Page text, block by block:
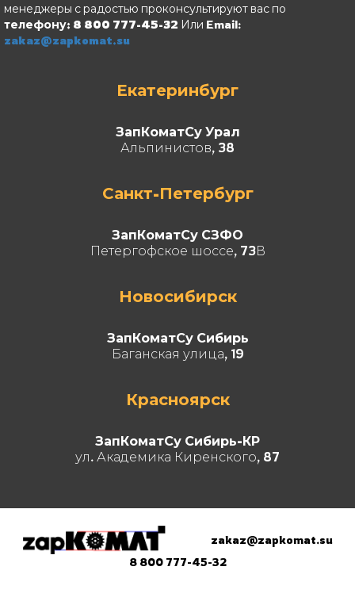
менеджеры с радостью проконсультируют вас по
телефону: 8 800 777-45-32 Или Email:
zakaz@zapkomat.su
Екатеринбург
ЗапКоматСу Урал
Альпинистов, 38
Санкт-Петербург
ЗапКоматСу СЗФО
Петергофское шоссе, 73В
Новосибирск
ЗапКоматСу Сибирь
Баганская улица, 19
Красноярск
ЗапКоматСу Сибирь-КР
ул. Академика Киренского, 87
zakaz@zapkomat.su
8 800 777-45-32